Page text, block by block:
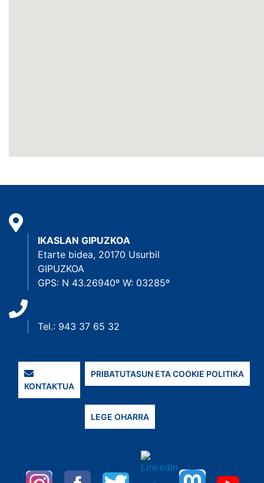
IKASLAN GIPUZKOA
Etarte bidea, 20170 Usurbil
GIPUZKOA
GPS: N 43.26940º W: 03285º
Tel.: 943 37 65 32
KONTAKTUA
PRIBATUTASUN ETA COOKIE POLITIKA
LEGE OHARRA